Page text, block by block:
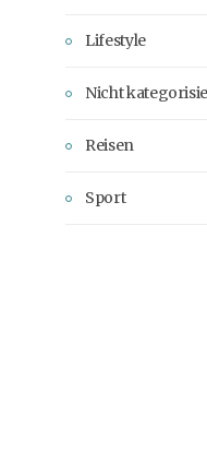
Lifestyle
Nicht
Reisen
Sport